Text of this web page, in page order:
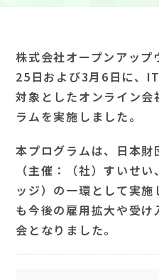
株式会社オープンアッ
25日および3月6日に、
対象としたオンライン
ラムを実施しました。
本プログラムは、日本財
（主催：（社）すいせ
ッジ）の一環として実
も今後の雇用拡大や受
会となりました。